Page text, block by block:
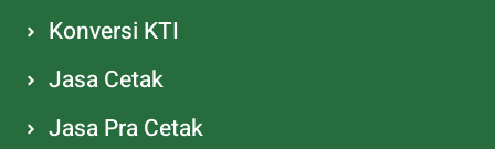
Konversi KTI
Jasa Cetak
Jasa Pra Cetak